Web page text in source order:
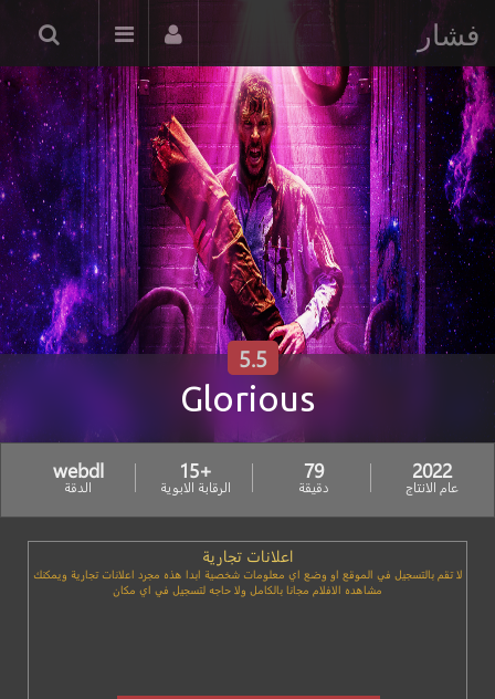
فشار
Glorious
5.5
2022
عام الانتاج
79
دقيقة
+15
الرقابة الابوية
webdl
الدقة
اعلانات تجارية
لا تقم بالتسجيل في الموقع او وضع اي معلومات شخصية ابدا هذه مجرد اعلانات تجارية ويمكنك
مشاهده الافلام مجانا بالكامل ولا حاجه لتسجيل في اي مكان